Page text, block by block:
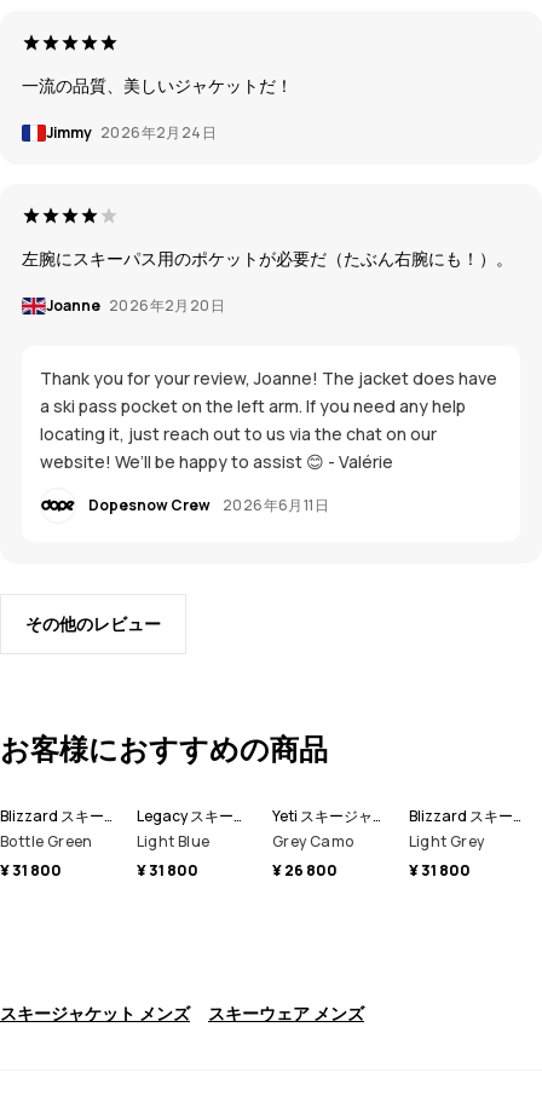
一流の品質、美しいジャケットだ！
Jimmy 2026年2月24日
左腕にスキーパス用のポケットが必要だ（たぶん右腕にも！）。
Joanne 2026年2月20日
Thank you for your review, Joanne! The jacket does have
a ski pass pocket on the left arm. If you need any help
locating it, just reach out to us via the chat on our
website! We’ll be happy to assist 😊 - Valérie
Dopesnow Crew 2026年6月11日
その他のレビュー
お客様におすすめの商品
Blizzard スキージャケット メンズ
Bottle Green
¥ 31 800
Legacy スキージャケット メンズ
Light Blue
¥ 31 800
Yeti スキージャケット メンズ
Grey Camo
¥ 26 800
Blizzard スキージャケット メンズ
Light Grey
¥ 31 800
スキージャケット メンズ スキーウェア メンズ